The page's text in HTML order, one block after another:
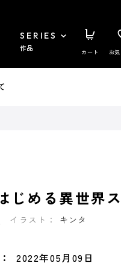
SERIES
作品 カート お
じめる異世界
イラスト： キンタ
2022年05月09日